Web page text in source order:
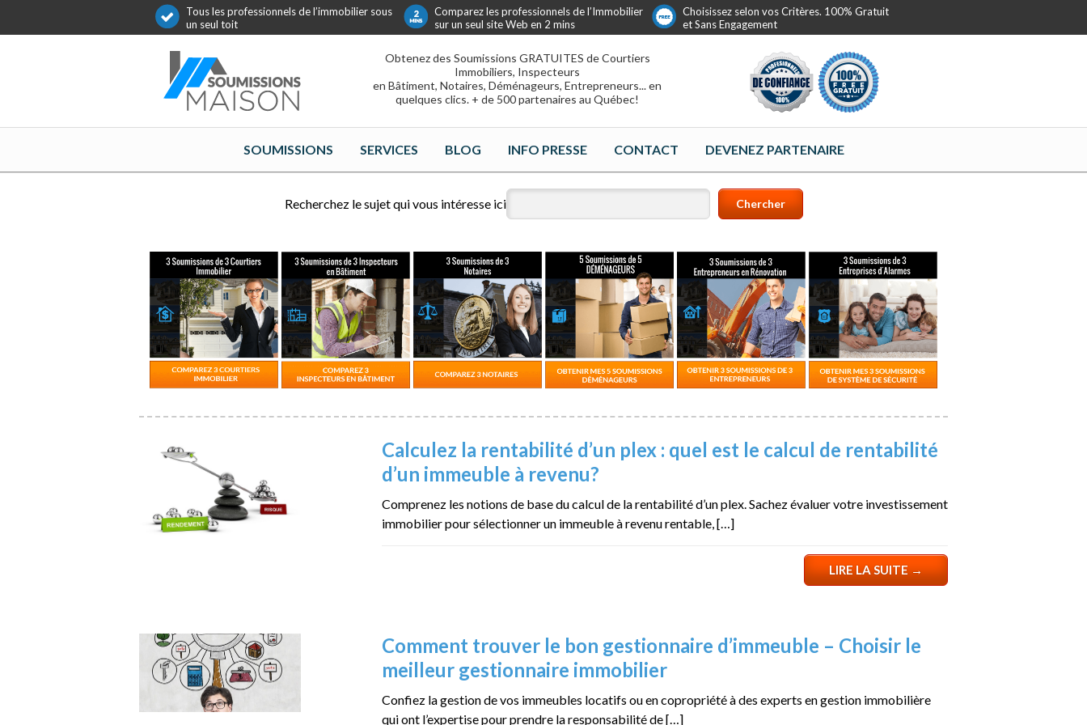
Tous les professionnels de l’immobilier sous
un seul toit
Comparez les professionnels de l’Immobilier
sur un seul site Web en 2 mins
Choisissez selon vos Critères. 100% Gratuit
et Sans Engagement
Obtenez des Soumissions GRATUITES de Courtiers
Immobiliers, Inspecteurs
en Bâtiment, Notaires, Déménageurs, Entrepreneurs... en
quelques clics. + de 500 partenaires au Québec!
SOUMISSIONS SERVICES BLOG INFO PRESSE CONTACT DEVENEZ PARTENAIRE
Recherchez le sujet qui vous intéresse ici
Calculez la rentabilité d’un plex : quel est le calcul de rentabilité
d’un immeuble à revenu?
Comprenez les notions de base du calcul de la rentabilité d’un plex. Sachez évaluer votre investissement
immobilier pour sélectionner un immeuble à revenu rentable, […]
LIRE LA SUITE→
Comment trouver le bon gestionnaire d’immeuble – Choisir le
meilleur gestionnaire immobilier
Confiez la gestion de vos immeubles locatifs ou en copropriété à des experts en gestion immobilière
qui ont l’expertise pour prendre la responsabilité de […]